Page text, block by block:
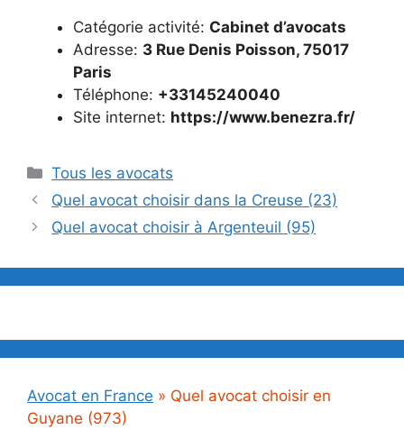
Catégorie activité: Cabinet d’avocats
Adresse: 3 Rue Denis Poisson, 75017
Paris
Téléphone: +33145240040
Site internet: https://www.benezra.fr/
Catégories
Tous les avocats
Quel avocat choisir dans la Creuse (23)
Quel avocat choisir à Argenteuil (95)
Avocat en France » Quel avocat choisir en
Guyane (973)